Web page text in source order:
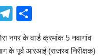
X Telegram
नगर के वार्ड क्रमांक 5 नवागांव
के पूर्व आरआई (राजस्व निरीक्षक)